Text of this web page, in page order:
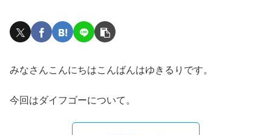
みなさんこんにちはこんばんはゆきるりです。
今回はダイフゴーについて。